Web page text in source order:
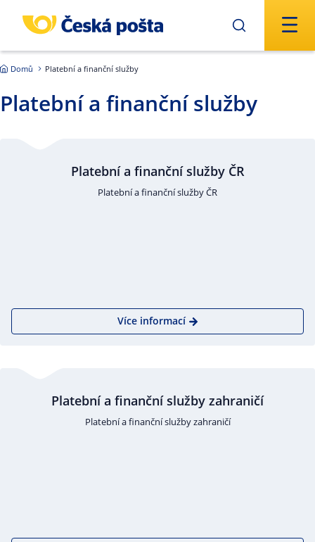
Domů Platební a finanční služby
Platební a finanční služby
Platební a finanční služby ČR
Platební a finanční služby ČR
Více informací
Platební a finanční služby zahraničí
Platební a finanční služby zahraničí